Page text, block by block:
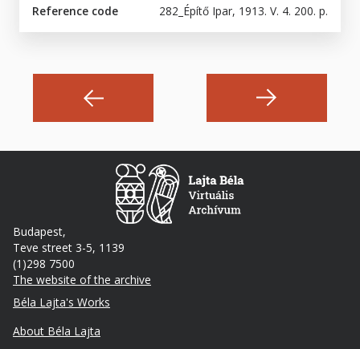
Reference code 282_Építő Ipar, 1913. V. 4. 200. p.
Budapest,
Teve street 3-5, 1139
(1)298 7500
The website of the archive
Footer
Béla Lajta's Works
About Béla Lajta